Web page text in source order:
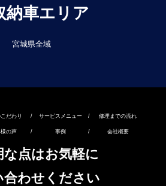
納車エリア
宮城県全域
だわり / サービスメニュー / 修理までの流れ
の声 / 事例 / 会社概要
な点はお気軽に
合わせください